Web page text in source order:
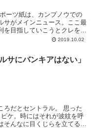
ーツ紙は、カンプノウでの
サがメインニュース。ここ最
を目指していこうとクレを鼓
2019.10.02
サにバンキアはない」
ろだとセントラル。 思った
ケ。時にはそれが波紋を呼
んなに目くじらを立てるほ